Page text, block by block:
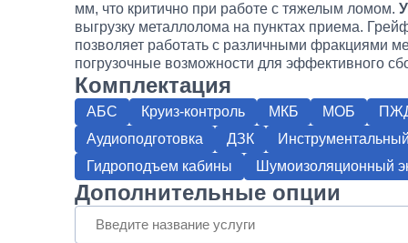
мм, что критично при работе с тяжелым ломом.
выгрузку металлолома на пунктах приема.
позволяет работать с различными фракциями
погрузочные возможности для эффективного
Комплектация
АБС Круиз-контроль МКБ МОБ
Аудиоподготовка
ДЗК
Гидроподъем кабины
Шумоизоляционный
Дополнительные опции